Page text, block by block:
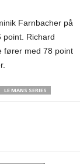
Farnbacher på
point. Richard
fører med 78 point
LE MANS SERIES